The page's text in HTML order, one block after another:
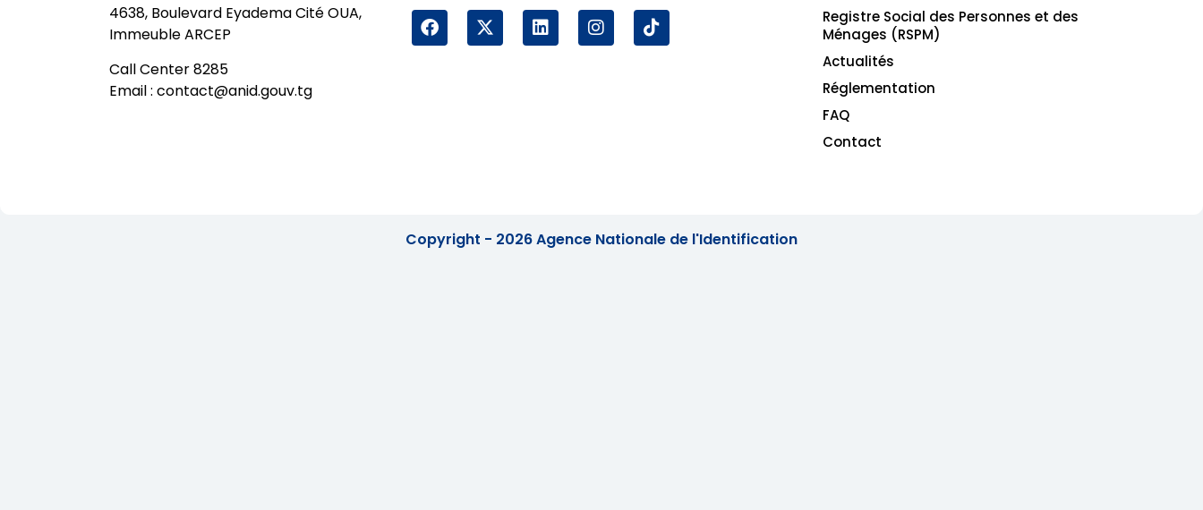
4638, Boulevard Eyadema Cité OUA,
Immeuble ARCEP
Call Center 8285
Email : contact@anid.gouv.tg
Registre Social des Personnes et des
Ménages (RSPM)
Actualités
Réglementation
FAQ
Contact
Copyright - 2026 Agence Nationale de l'Identification